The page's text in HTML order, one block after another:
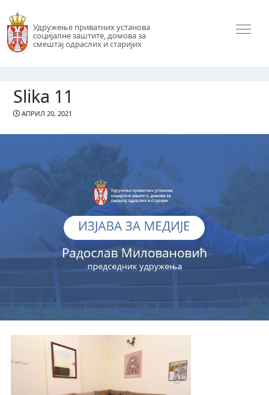
Удружење приватних установа
социјалне заштите, домова за
смештај одраслих и старијих
Slika 11
АПРИЛ 20, 2021